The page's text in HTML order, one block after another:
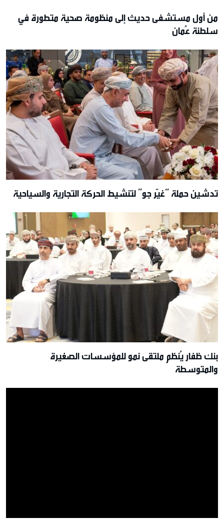
من أول مستشفى حديث إلى منظومة صحية متطورة في
سلطنة عُمان
تدشين حملة “غيّر جو” لتنشيط الحركة التجارية والسياحية
بنك ظفار يُنظم ملتقى نمو للمؤسسات الصغيرة
والمتوسطة